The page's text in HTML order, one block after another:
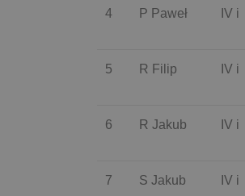
4 P Paweł IV i
5 R Filip IV i
6 R Jakub IV i
7 S Jakub IV i